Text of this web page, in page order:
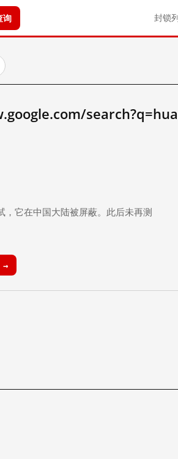
询 封锁
它在中国大陆被屏蔽。此后未再测
→